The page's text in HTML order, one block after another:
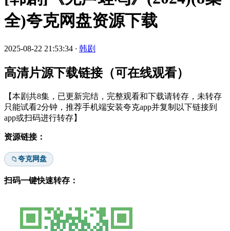
全)夸克网盘资源下载
2025-08-22 21:53:34 · 韩剧
高清片源下载链接（可在线观看）
【本剧共8集，已更新完结，完整观看和下载请转存，未转存
只能试看2分钟，推荐手机端安装夸克app并复制以下链接到
app或扫码进行转存】
资源链接：
📁夸克网盘
扫码一键快速转存：